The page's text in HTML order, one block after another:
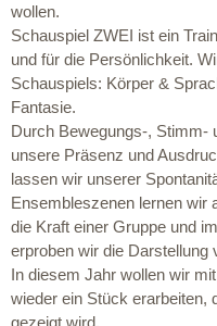
wollen.
Schauspiel ZWEI ist ein
und für die Persönlichkeit.
Schauspiels: Körper &
Fantasie.
Durch Bewegungs-, Stimm-
unsere Präsenz und
lassen wir unserer
Ensembleszenen lernen wir
die Kraft einer Gruppe und
erproben wir die Darstellung
In diesem Jahr wollen wir
wieder ein Stück erarbeiten,
gezeigt wird.